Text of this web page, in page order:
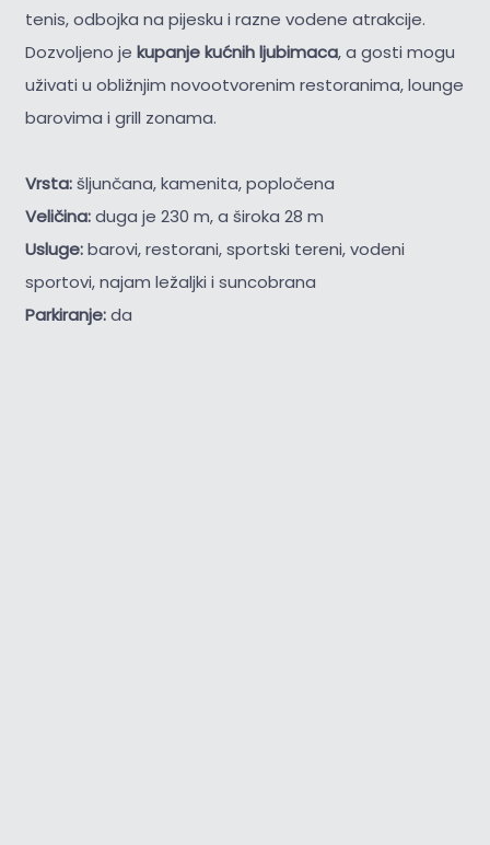
tenis, odbojka na pijesku i razne vodene atrakcije.
Dozvoljeno je kupanje kućnih ljubimaca, a gosti mogu
uživati u obližnjim novootvorenim restoranima, lounge
barovima i grill zonama.
Vrsta:šljunčana, kamenita, popločena
Veličina:duga je 230 m, a široka 28 m
Usluge:barovi, restorani, sportski tereni, vodeni
sportovi, najam ležaljki i suncobrana
Parkiranje:da